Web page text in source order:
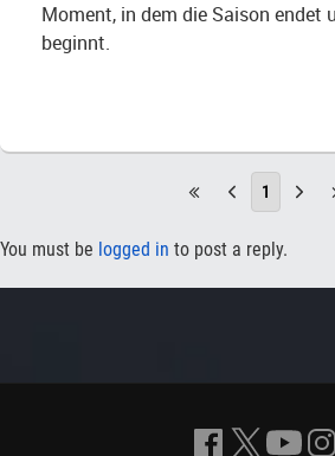
Moment, in dem die Saison endet
beginnt.
1
You must be logged in to post a reply.